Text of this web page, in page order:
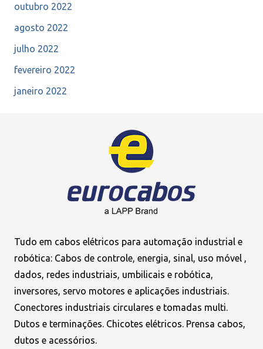
outubro 2022
agosto 2022
julho 2022
fevereiro 2022
janeiro 2022
Tudo em cabos elétricos para automação industrial e
robótica: Cabos de controle, energia, sinal, uso móvel ,
dados, redes industriais, umbilicais e robótica,
inversores, servo motores e aplicações industriais.
Conectores industriais circulares e tomadas multi.
Dutos e terminações. Chicotes elétricos. Prensa cabos,
dutos e acessórios.